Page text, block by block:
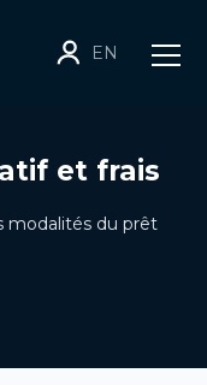
EN
et frais
modalités du prêt